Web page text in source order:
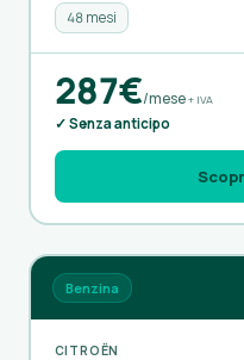
48 mesi
287€/mese+ IVA
✓ Senza anticipo
Benzina
CITROËN